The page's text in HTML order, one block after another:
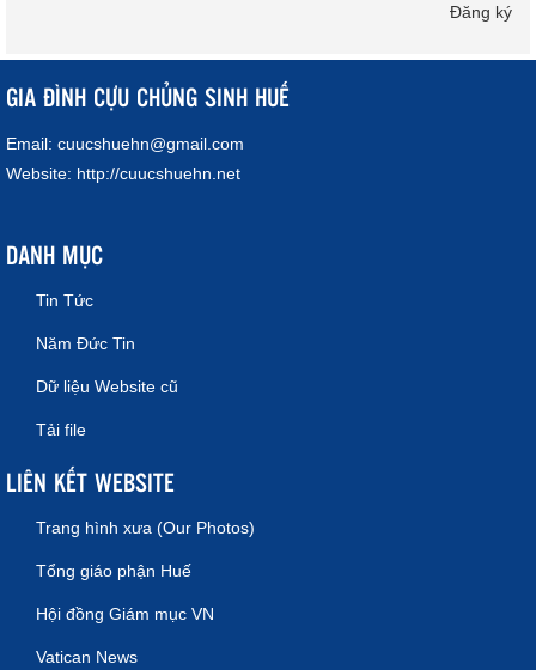
Đăng ký
GIA ĐÌNH CỰU CHỦNG SINH HUẾ
Email: cuucshuehn@gmail.com
Website: http://cuucshuehn.net
DANH MỤC
Tin Tức
Năm Đức Tin
Dữ liệu Website cũ
Tải file
LIÊN KẾT WEBSITE
Trang hình xưa (Our Photos)
Tổng giáo phận Huế
Hội đồng Giám mục VN
Vatican News